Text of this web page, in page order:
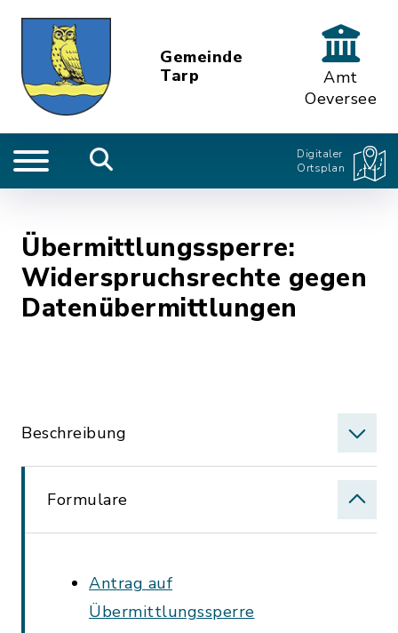
Gemeinde
Tarp
Amt
Oeversee
Digitaler
Ortsplan
Übermittlungssperre:
Widerspruchsrechte gegen
Datenübermittlungen
Beschreibung
Formulare
Antrag auf
Übermittlungssperre